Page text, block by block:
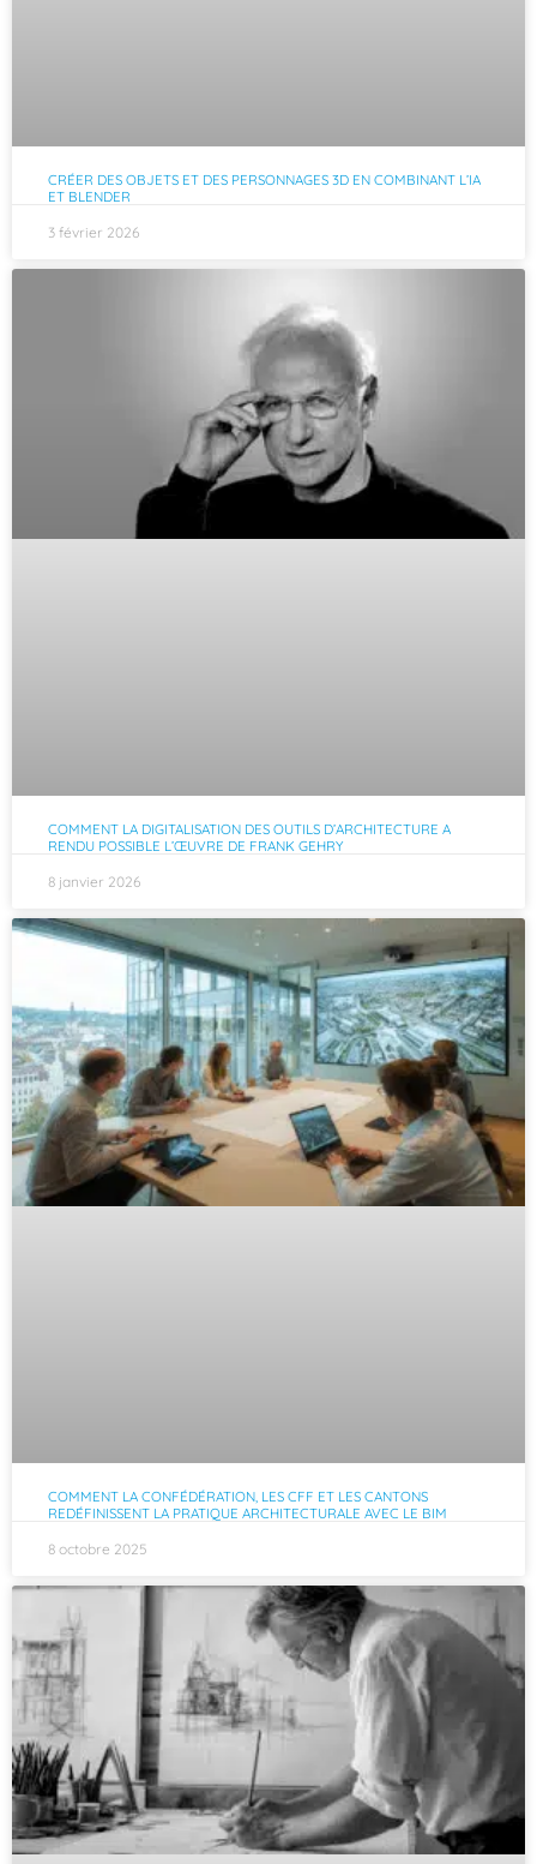
CRÉER DES OBJETS ET DES PERSONNAGES 3D EN COMBINANT L’IA
ET BLENDER
3 février 2026
COMMENT LA DIGITALISATION DES OUTILS D’ARCHITECTURE A
RENDU POSSIBLE L’ŒUVRE DE FRANK GEHRY
8 janvier 2026
COMMENT LA CONFÉDÉRATION, LES CFF ET LES CANTONS
REDÉFINISSENT LA PRATIQUE ARCHITECTURALE AVEC LE BIM
8 octobre 2025